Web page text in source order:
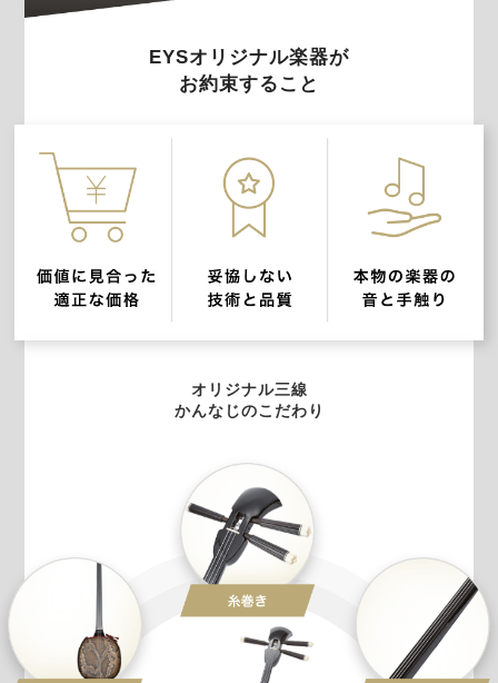
EYSオリジナル楽器が
お約束すること
オリジナル三線
かんなじのこだわり